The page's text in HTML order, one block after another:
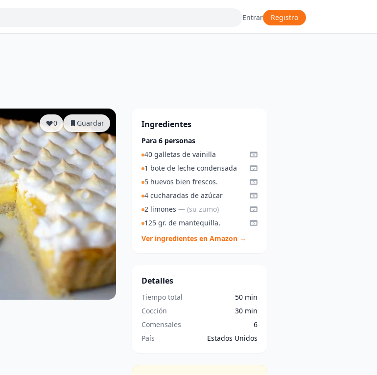
Entrar Registro
0 Guardar Ingredientes
Para 6 personas
40 galletas de vainilla
1 bote de leche condensada
5 huevos bien frescos.
4 cucharadas de azúcar
2 limones — (su zumo)
125 gr. de mantequilla,
Ver ingredientes en Amazon →
Detalles
Tiempo total
50 min
Cocción
30 min
Comensales
6
País
Estados Unidos